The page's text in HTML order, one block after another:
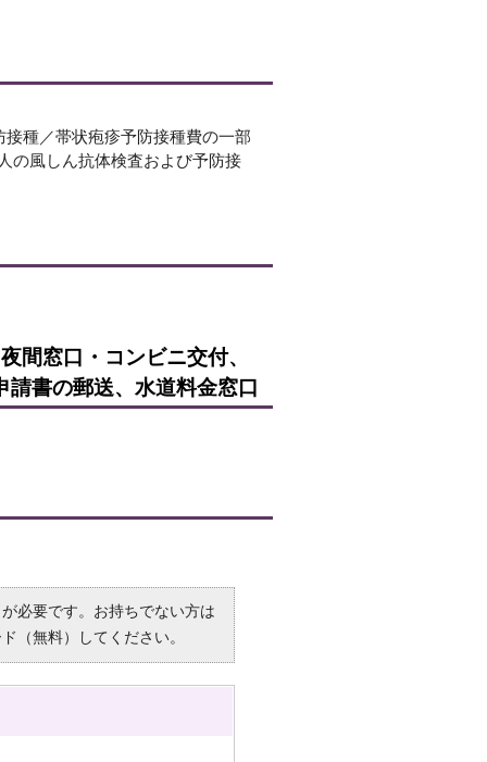
種／帯状疱疹予防接種費の一部
の風しん抗体検査および予防接
間窓口・コンビニ交付、
書の郵送、水道料金窓口
必要です。お持ちでない方は
（無料）してください。